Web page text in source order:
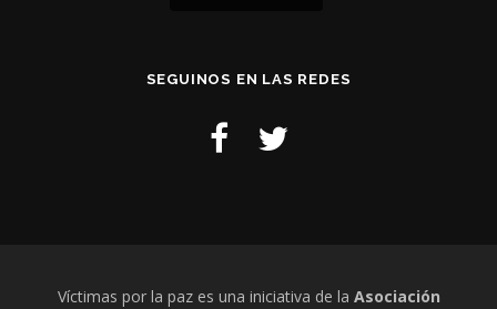
SEGUINOS EN LAS REDES
Víctimas por la paz es una iniciativa de la Asociación